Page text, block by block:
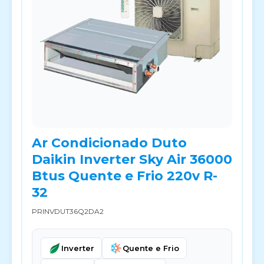
Ar Condicionado Duto
Daikin Inverter Sky Air 36000
Btus Quente e Frio 220v R-
32
PRINVDUT36Q2DA2
Inverter Quente e Frio